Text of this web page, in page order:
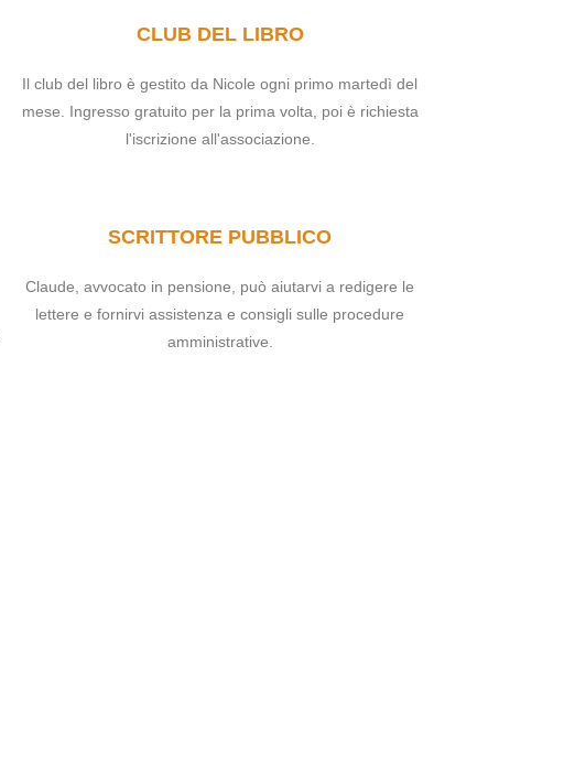
CLUB DEL LIBRO
Il club del libro è gestito da Nicole ogni primo martedì del
mese. Ingresso gratuito per la prima volta, poi è richiesta
l'iscrizione all'associazione.
SCRITTORE PUBBLICO
Claude, avvocato in pensione, può aiutarvi a redigere le
lettere e fornirvi assistenza e consigli sulle procedure
amministrative.